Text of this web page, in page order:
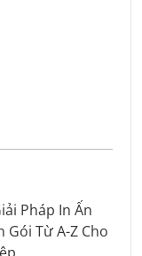
Pháp In Ấn
Gói Từ A-Z Cho